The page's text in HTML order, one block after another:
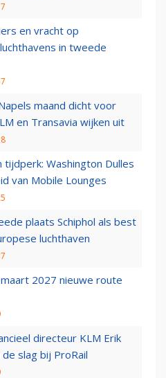
en vracht op
in tweede
maand dicht voor
en Transavia wijken uit
tijdperk: Washington Dulles
van Mobile Lounges
plaats Schiphol als best
luchthaven
2027 nieuwe route
directeur KLM Erik
slag bij ProRail